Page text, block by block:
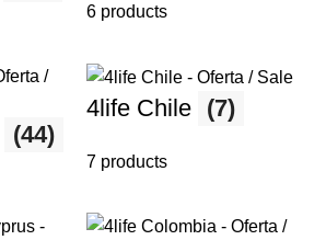
6 products
(44)
4life Chile (7)
7 products